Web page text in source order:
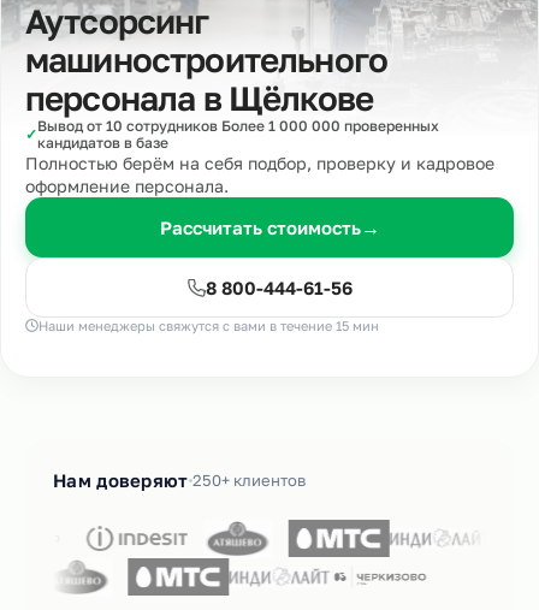
Аутсорсинг
машиностроительного
персонала в Щёлкове
✓Вывод от 10 сотрудников Более 1 000 000 проверенных
кандидатов в базе
Полностью берём на себя подбор, проверку и кадровое
оформление персонала.
Рассчитать стоимость→
8 800-444-61-56
Наши менеджеры свяжутся с вами в течение 15 мин
Нам доверяют 250+ клиентов